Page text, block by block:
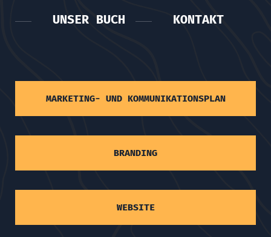
UNSER BUCH KONTAKT
MARKETING- UND KOMMUNIKATIONSPLAN
BRANDING
WEBSITE